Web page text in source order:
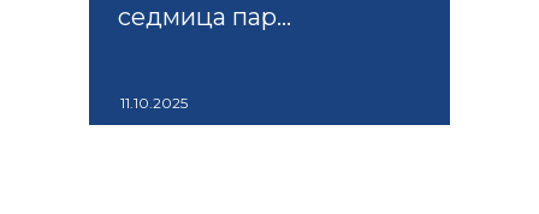
седмица пар...
11.10.2025